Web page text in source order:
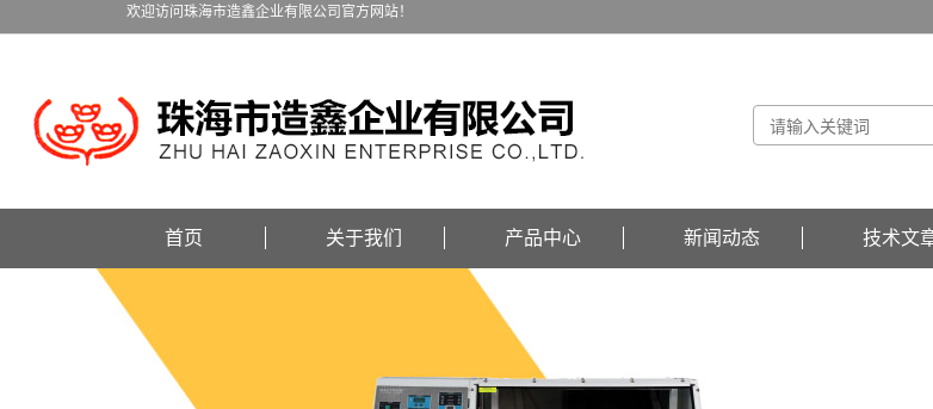
欢迎访问珠海市造鑫企业有限公司官方网站！
首页 关于我们 产品中心 新闻动态 技术文